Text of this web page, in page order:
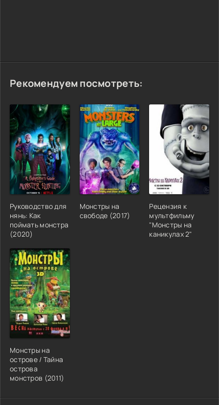
Рекомендуем посмотреть:
Руководство для
нянь: Как
поймать монстра
(2020)
Монстры на
свободе (2017)
Рецензия к
мультфильму
"Монстры на
каникулах 2"
Монстры на
острове / Тайна
острова
монстров (2011)